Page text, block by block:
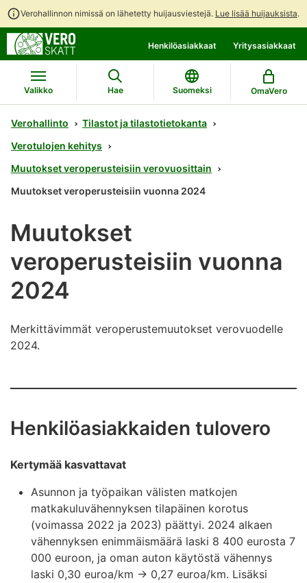
Verohallinnon nimissä on lähetetty huijausviestejä. Lue lisää huijauksista.
suoraan
sisältöön
koko
sivuston
hakuun
Henkilöasiakkaat Yritysasiakkaat
Valikko Hae Suomeksi OmaVero
Verohallinto
Tilastot ja tilastotietokanta
Verotulojen kehitys
Muutokset veroperusteisiin verovuosittain
Muutokset veroperusteisiin vuonna 2024
Muutokset
veroperusteisiin vuonna
2024
Merkittävimmät veroperustemuutokset verovuodelle
2024.
Henkilöasiakkaiden tulovero
Kertymää kasvattavat
Asunnon ja työpaikan välisten matkojen
matkakuluvähennyksen tilapäinen korotus
(voimassa 2022 ja 2023) päättyi. 2024 alkaen
vähennyksen enimmäismäärä laski 8 400 eurosta 7
000 euroon, ja oman auton käytöstä vähennys
laski 0,30 euroa/km -> 0,27 euroa/km. Lisäksi